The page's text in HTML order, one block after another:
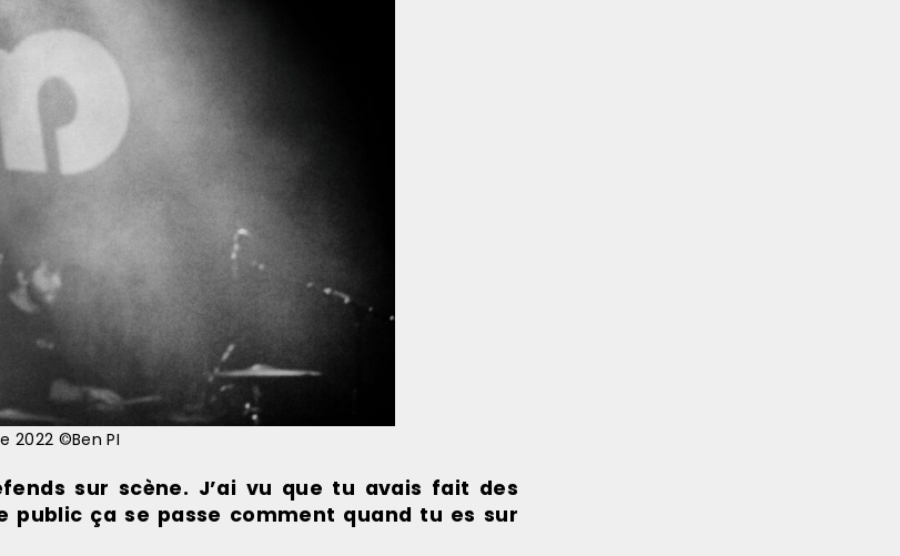
2022 ©Ben PI
sur scène. J’ai vu que tu avais fait des
ça se passe comment quand tu es sur